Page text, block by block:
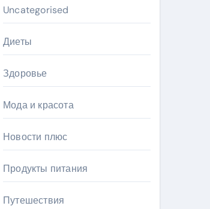
Uncategorised
Диеты
Здоровье
Мода и красота
Новости плюс
Продукты питания
Путешествия